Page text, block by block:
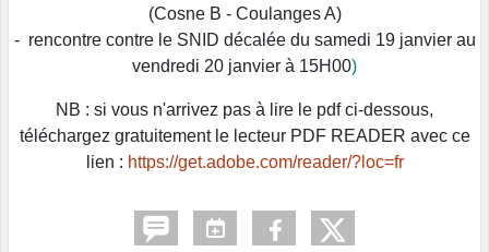
(Cosne B - Coulanges A)
- rencontre contre le SNID décalée du samedi 19 janvier au
vendredi 20 janvier à 15H00)
NB : si vous n'arrivez pas à lire le pdf ci-dessous,
téléchargez gratuitement le lecteur PDF READER avec ce
lien : https://get.adobe.com/reader/?loc=fr